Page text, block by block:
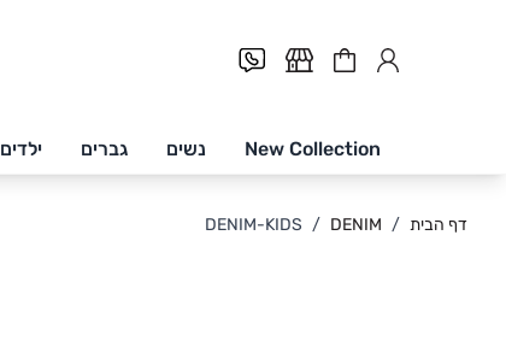
Cart
New Collection נשים גברים ילדים
דף הבית /
DENIM
/
DENIM-KIDS